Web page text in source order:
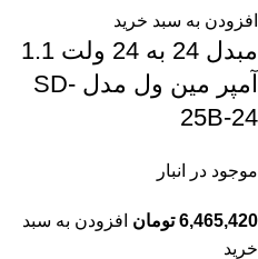
افزودن به سبد خرید
مبدل 24 به 24 ولت 1.1
آمپر مین ول مدل SD-
25B-24
موجود در انبار
6,465,420 تومان افزودن به سبد
خرید